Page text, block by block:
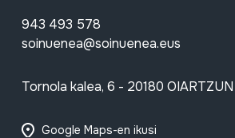
943 493 578
soinuenea@soinuenea.eus
Tornola kalea, 6 - 20180 OIARTZUN
Google Maps-en ikusi